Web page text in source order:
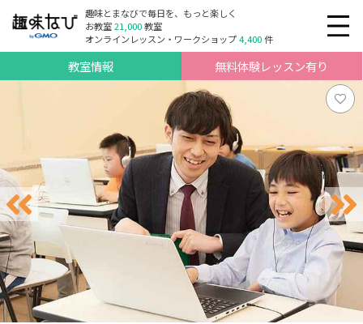
趣味とまなびで毎日を、もっと楽しく
お教室21,000教室
オンラインレッスン・ワークショップ4,400件
教室情報 無料体験レッスン有り